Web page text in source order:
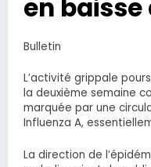
en
Bulletin
L’activité grippale
la deuxième semaine
marquée par une
Influenza A,
La direction de